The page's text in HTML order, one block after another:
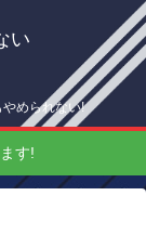
い
められない!
す!